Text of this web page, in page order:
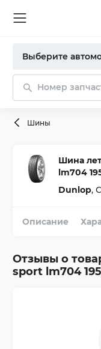
Выберите
Номер
Шины
Шина
lm704
Dunlop,
Описание
Отзывы о
sport lm704